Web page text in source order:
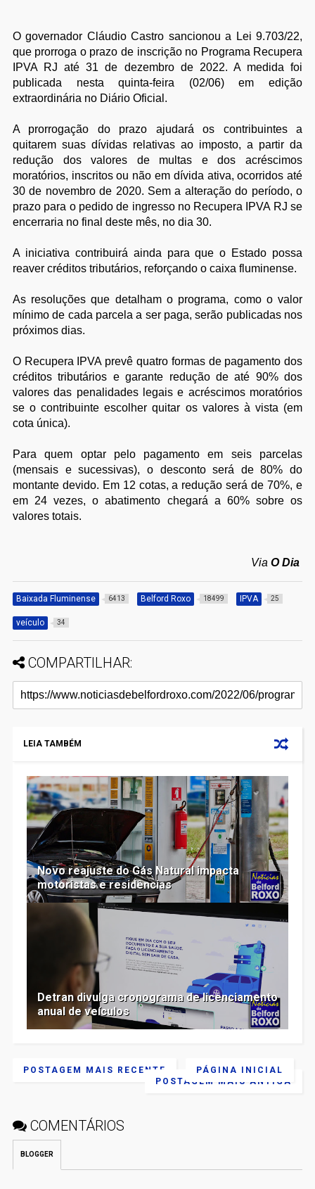
O governador Cláudio Castro sancionou a Lei 9.703/22,
que prorroga o prazo de inscrição no Programa Recupera
IPVA RJ até 31 de dezembro de 2022. A medida foi
publicada nesta quinta-feira (02/06) em edição
extraordinária no Diário Oficial.
A prorrogação do prazo ajudará os contribuintes a
quitarem suas dívidas relativas ao imposto, a partir da
redução dos valores de multas e dos acréscimos
moratórios, inscritos ou não em dívida ativa, ocorridos até
30 de novembro de 2020. Sem a alteração do período, o
prazo para o pedido de ingresso no Recupera IPVA RJ se
encerraria no final deste mês, no dia 30.
A iniciativa contribuirá ainda para que o Estado possa
reaver créditos tributários, reforçando o caixa fluminense.
As resoluções que detalham o programa, como o valor
mínimo de cada parcela a ser paga, serão publicadas nos
próximos dias.
O Recupera IPVA prevê quatro formas de pagamento dos
créditos tributários e garante redução de até 90% dos
valores das penalidades legais e acréscimos moratórios
se o contribuinte escolher quitar os valores à vista (em
cota única).
Para quem optar pelo pagamento em seis parcelas
(mensais e sucessivas), o desconto será de 80% do
montante devido. Em 12 cotas, a redução será de 70%, e
em 24 vezes, o abatimento chegará a 60% sobre os
valores totais.
ViaO Dia
Baixada Fluminense 6413 Belford Roxo 18499 IPVA 25
veículo 34
COMPARTILHAR:
LEIA TAMBÉM
Novo reajuste do Gás Natural impacta
motoristas e residências
Detran divulga cronograma de licenciamento
anual de veículos
POSTAGEM MAIS RECENTE
POSTAGEM MAIS ANTIGA
PÁGINA INICIAL
COMENTÁRIOS
BLOGGER